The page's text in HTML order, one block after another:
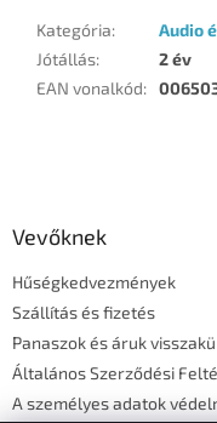
Kategória:
Audio
Jótállás:
2 év
EAN vonalkód:
Vevőknek
Hűségkedvezmények
Szállítás és fizetés
Panaszok és áruk
Általános Szerződési
A személyes adatok